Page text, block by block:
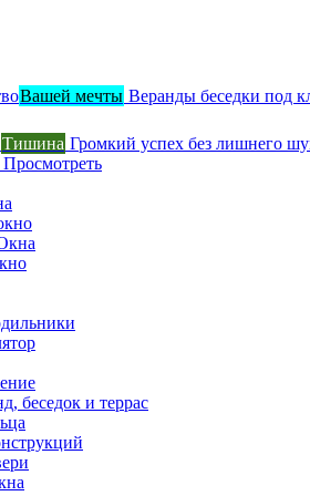
Вашей мечты Веранды беседки под
Тишина Громкий успех без лишнего
Просмотреть
беседок и террас